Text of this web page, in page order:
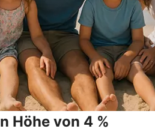
Höhe von 4 %